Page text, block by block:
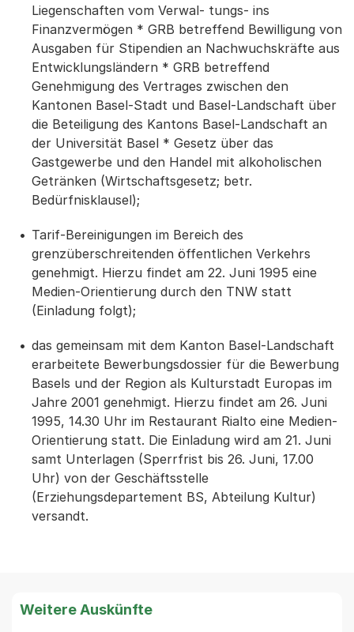
Liegenschaften vom Verwal- tungs- ins
Finanzvermögen * GRB betreffend Bewilligung von
Ausgaben für Stipendien an Nachwuchskräfte aus
Entwicklungsländern * GRB betreffend
Genehmigung des Vertrages zwischen den
Kantonen Basel-Stadt und Basel-Landschaft über
die Beteiligung des Kantons Basel-Landschaft an
der Universität Basel * Gesetz über das
Gastgewerbe und den Handel mit alkoholischen
Getränken (Wirtschaftsgesetz; betr.
Bedürfnisklausel);
Tarif-Bereinigungen im Bereich des
grenzüberschreitenden öffentlichen Verkehrs
genehmigt. Hierzu findet am 22. Juni 1995 eine
Medien-Orientierung durch den TNW statt
(Einladung folgt);
das gemeinsam mit dem Kanton Basel-Landschaft
erarbeitete Bewerbungsdossier für die Bewerbung
Basels und der Region als Kulturstadt Europas im
Jahre 2001 genehmigt. Hierzu findet am 26. Juni
1995, 14.30 Uhr im Restaurant Rialto eine Medien-
Orientierung statt. Die Einladung wird am 21. Juni
samt Unterlagen (Sperrfrist bis 26. Juni, 17.00
Uhr) von der Geschäftsstelle
(Erziehungsdepartement BS, Abteilung Kultur)
versandt.
Weitere Auskünfte